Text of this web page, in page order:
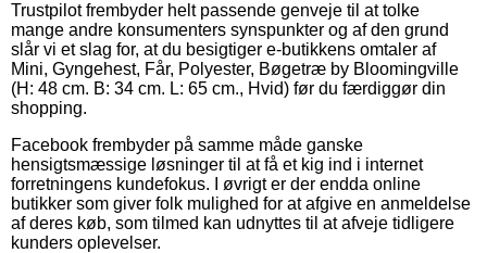
Trustpilot frembyder helt passende genveje til at tolke
mange andre konsumenters synspunkter og af den grund
slår vi et slag for, at du besigtiger e-butikkens omtaler af
Mini, Gyngehest, Får, Polyester, Bøgetræ by Bloomingville
(H: 48 cm. B: 34 cm. L: 65 cm., Hvid) før du færdiggør din
shopping.
Facebook frembyder på samme måde ganske
hensigtsmæssige løsninger til at få et kig ind i internet
forretningens kundefokus. I øvrigt er der endda online
butikker som giver folk mulighed for at afgive en anmeldelse
af deres køb, som tilmed kan udnyttes til at afveje tidligere
kunders oplevelser.